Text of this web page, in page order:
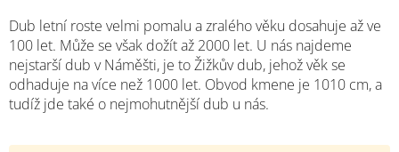
Dub letní roste velmi pomalu a zralého věku dosahuje až ve
100 let. Může se však dožít až 2000 let. U nás najdeme
nejstarší dub v Náměšti, je to Žižkův dub, jehož věk se
odhaduje na více než 1000 let. Obvod kmene je 1010 cm, a
tudíž jde také o nejmohutnější dub u nás.